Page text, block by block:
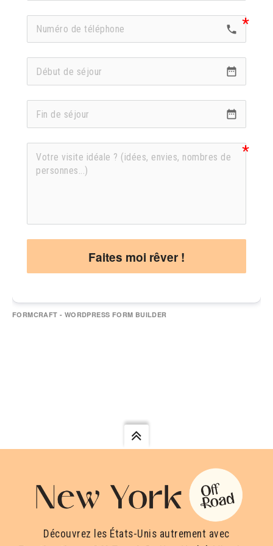
call
date_range
date_range
Faites moi rêver !
FORMCRAFT - WORDPRESS FORM BUILDER
Découvrez les États-Unis autrement avec